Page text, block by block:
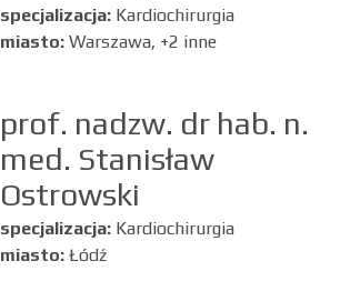
specjalizacja: Kardiochirurgia
miasto: Warszawa, +2 inne
prof. nadzw. dr hab. n.
med. Stanisław
Ostrowski
specjalizacja: Kardiochirurgia
miasto: Łódź